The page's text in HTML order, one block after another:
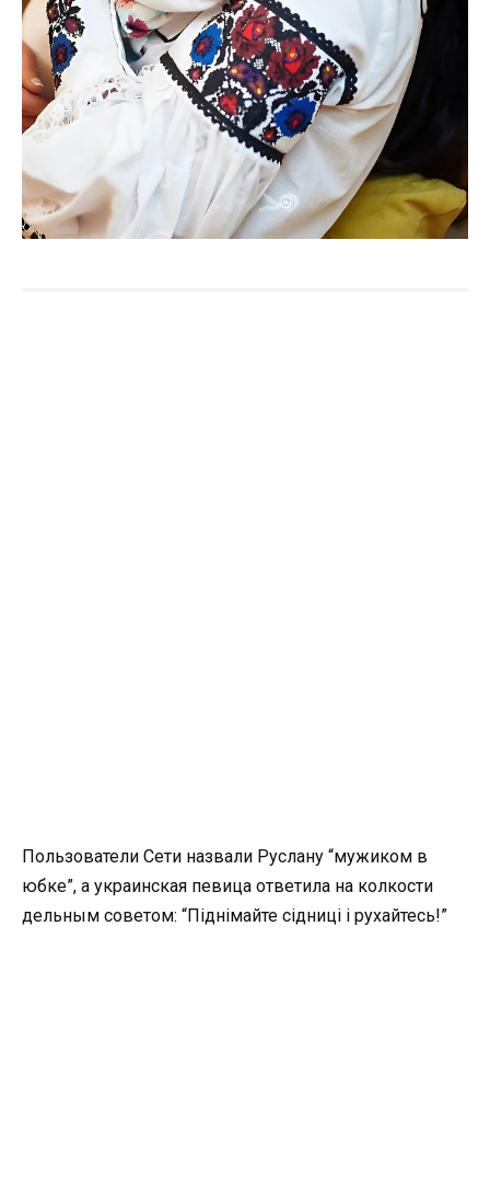
Пользователи Сети назвали Руслану “мужиком в
юбке”, а украинская певица ответила на колкости
дельным советом: “Піднімайте сідниці і рухайтесь!”